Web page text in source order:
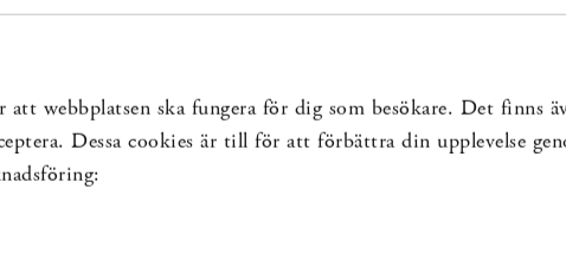
webbplatsen ska fungera för dig som besökare. Det finns
Dessa cookies är till för att förbättra din upplevelse